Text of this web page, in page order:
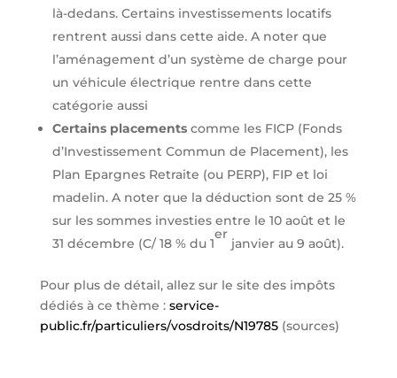
là-dedans. Certains investissements locatifs
rentrent aussi dans cette aide. A noter que
l’aménagement d’un système de charge pour
un véhicule électrique rentre dans cette
catégorie aussi
Certains placementscomme les FICP (Fonds
d’Investissement Commun de Placement), les
Plan Epargnes Retraite (ou PERP), FIP et loi
madelin. A noter que la déduction sont de 25 %
sur les sommes investies entre le 10 août et le
31 décembre (C/ 18 % du 1
er
janvier au 9 août).
Pour plus de détail, allez sur le site des impôts
dédiés à ce thème : service-
public.fr/particuliers/vosdroits/N19785(sources)